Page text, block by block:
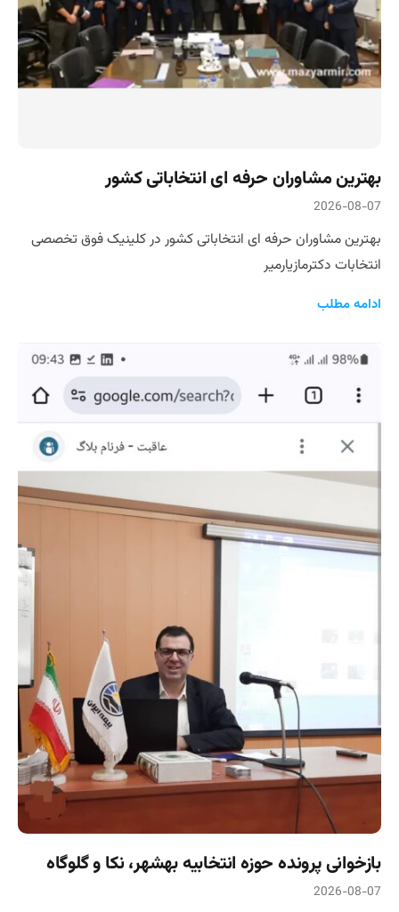
بهترین مشاوران حرفه ای انتخاباتی کشور
2026-08-07
بهترین مشاوران حرفه ای انتخاباتی کشور در کلینیک فوق تخصصی
انتخابات دکترمازیارمیر
ادامه مطلب
بازخوانی پرونده حوزه انتخابیه بهشهر، نکا و گلوگاه
2026-08-07